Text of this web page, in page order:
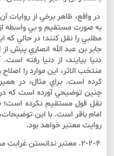
در واقع، ظاهر برخي از
به صورت مستقيم و بي واسطه از
مطلبي را نقل كنند؛ در حالي كه
جابر بن عبد الله انصاري پيش
دنيا بيايند، از دنيا رفته
منتخب الاثر، اين موارد را
كرده است. براي مثال، در
چنين توضيحي آورده است كه در
نقل قول مستقيم نكرده است؛
امام باقر است. با اين
روايت معتبر خواهد بود.
۲-۲-۴. معتبر ندانستن غرابت محتوا در ردّ حديث